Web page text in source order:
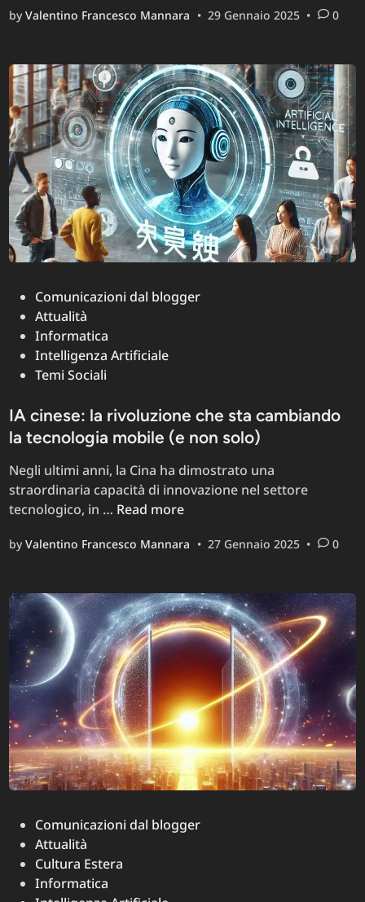
byValentino Francesco Mannara • 29 Gennaio 2025 • 0
PostedComunicazioni dal blogger
Attualità
Informatica
Intelligenza Artificiale
Temi Sociali
IA cinese: la rivoluzione che sta cambiando
la tecnologia mobile (e non solo)
Negli ultimi anni, la Cina ha dimostrato una
straordinaria capacità di innovazione nel settore
tecnologico, in … IA
la
sta
cambiando
la
tecnologia
mobile
(e
non
solo)
Read more
byValentino Francesco Mannara • 27 Gennaio 2025 • 0
PostedComunicazioni dal blogger
Attualità
Cultura Estera
Informatica